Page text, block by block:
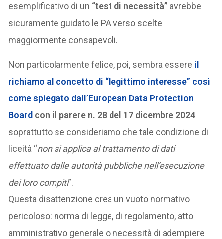
esemplificativo di un “test di necessità” avrebbe
sicuramente guidato le PA verso scelte
maggiormente consapevoli.
Non particolarmente felice, poi, sembra essere il
richiamo al concetto di “legittimo interesse” così
come spiegato dall’European Data Protection
Board con il parere n. 28 del 17 dicembre 2024
soprattutto se consideriamo che tale condizione di
liceità “non si applica al trattamento di dati
effettuato dalle autorità pubbliche nell’esecuzione
dei loro compiti”.
Questa disattenzione crea un vuoto normativo
pericoloso: norma di legge, di regolamento, atto
amministrativo generale o necessità di adempiere